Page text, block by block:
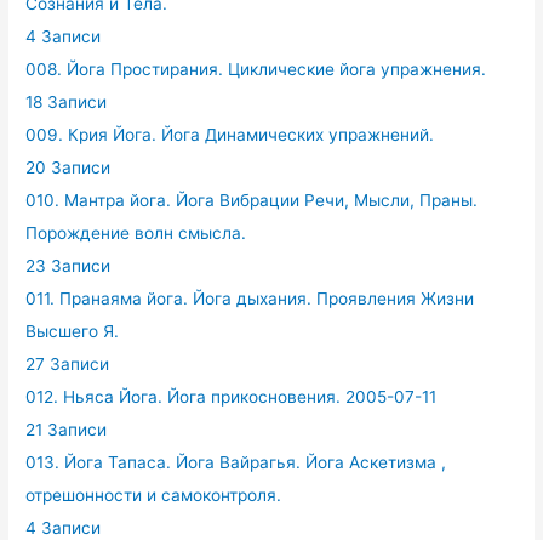
4 Записи
008. Йога Простирания. Циклические йога упражнения.
18 Записи
009. Крия Йога. Йога Динамических упражнений.
20 Записи
010. Мантра йога. Йога Вибрации Речи, Мысли, Праны.
Порождение волн смысла.
23 Записи
011. Пранаяма йога. Йога дыхания. Проявления Жизни
Высшего Я.
27 Записи
012. Ньяса Йога. Йога прикосновения. 2005-07-11
21 Записи
013. Йога Тапаса. Йога Вайрагья. Йога Аскетизма ,
отрешонности и самоконтроля.
4 Записи